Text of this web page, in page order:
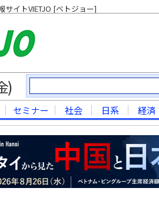
サイトVIETJO [ベトジョー]
)
セミナー 社会 日系 経済